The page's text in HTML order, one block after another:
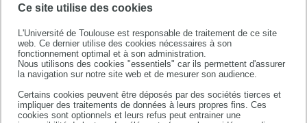
Ce site utilise des cookies
L'Université de Toulouse est responsable de traitement de ce site
web. Ce dernier utilise des cookies nécessaires à son
fonctionnement optimal et à son administration.
Nous utilisons des cookies "essentiels" car ils permettent d'assurer
la navigation sur notre site web et de mesurer son audience.
Certains cookies peuvent être déposés par des sociétés tierces et
impliquer des traitements de données à leurs propres fins. Ces
cookies sont optionnels et leurs refus peut entrainer une
published